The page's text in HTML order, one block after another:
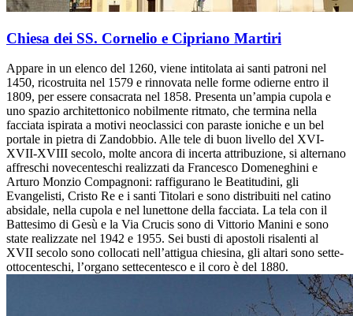
Chiesa dei SS. Cornelio e Cipriano Martiri
Appare in un elenco del 1260, viene intitolata ai santi patroni nel
1450, ricostruita nel 1579 e rinnovata nelle forme odierne entro il
1809, per essere consacrata nel 1858. Presenta un’ampia cupola e
uno spazio architettonico nobilmente ritmato, che termina nella
facciata ispirata a motivi neoclassici con paraste ioniche e un bel
portale in pietra di Zandobbio. Alle tele di buon livello del XVI-
XVII-XVIII secolo, molte ancora di incerta attribuzione, si alternano
affreschi novecenteschi realizzati da Francesco Domeneghini e
Arturo Monzio Compagnoni: raffigurano le Beatitudini, gli
Evangelisti, Cristo Re e i santi Titolari e sono distribuiti nel catino
absidale, nella cupola e nel lunettone della facciata. La tela con il
Battesimo di Gesù e la Via Crucis sono di Vittorio Manini e sono
state realizzate nel 1942 e 1955. Sei busti di apostoli risalenti al
XVII secolo sono collocati nell’attigua chiesina, gli altari sono sette-
ottocenteschi, l’organo settecentesco e il coro è del 1880.